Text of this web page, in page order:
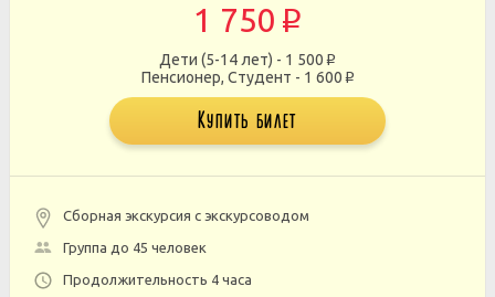
1 750 p
Дети (5-14 лет) - 1 500 p
Пенсионер, Студент - 1 600 p
Купить билет
Сборная экскурсия с экскурсоводом
Группа до 45 человек
Продолжительность 4 часа